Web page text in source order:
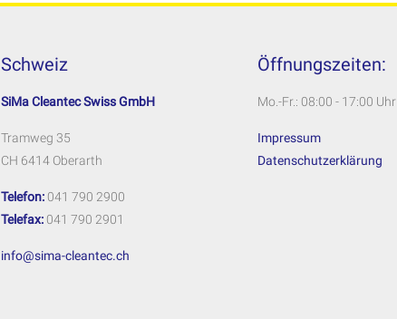
Schweiz
SiMa Cleantec Swiss GmbH
Tramweg 35
CH 6414 Oberarth
Telefon: 041 790 2900
Telefax: 041 790 2901
info@sima-cleantec.ch
Öffnungszeiten:
Mo.-Fr.: 08:00 - 17:00 Uhr
Impressum
Datenschutzerklärung